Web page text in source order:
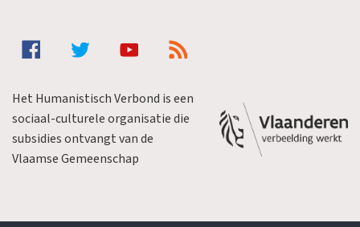
Het Humanistisch Verbond is een
sociaal-culturele organisatie die
subsidies ontvangt van de
Vlaamse Gemeenschap